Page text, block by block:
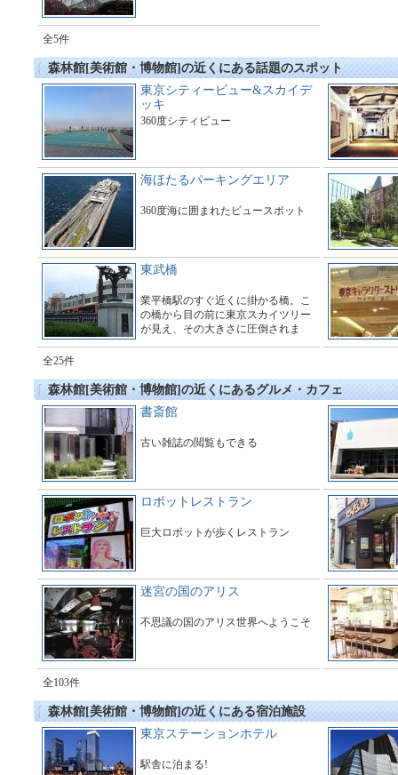
全5件
森林館[美術館・博物館]の近くにある話題のスポット
東京シティービュー&スカイデ
ッキ
360度シティビュー
海ほたるパーキングエリア
360度海に囲まれたビュースポット
東武橋
業平橋駅のすぐ近くに掛かる橋。こ
の橋から目の前に東京スカイツリー
が見え、その大きさに圧倒されま
全25件
森林館[美術館・博物館]の近くにあるグルメ・カフェ
書斎館
古い雑誌の閲覧もできる
ロボットレストラン
巨大ロボットが歩くレストラン
迷宮の国のアリス
不思議の国のアリス世界へようこそ
全103件
森林館[美術館・博物館]の近くにある宿泊施設
東京ステーションホテル
駅舎に泊まる!